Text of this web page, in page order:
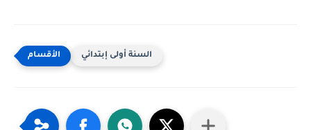
السنة أولى إبتدائي